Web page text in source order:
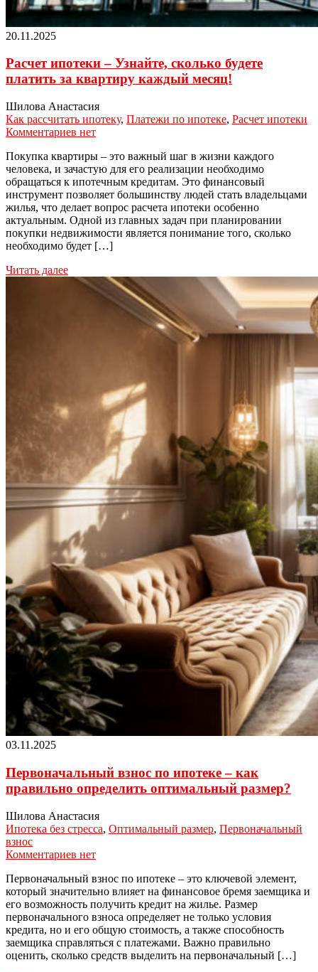
20.11.2025
Расчет ипотеки – Узнайте, сколько будете
платить за квартиру каждый месяц!
Шилова Анастасия
Как рассчитать ипотеку, Платежи по ипотеке, Расчет ипотеки
Комментариев нет
Покупка квартиры – это важный шаг в жизни каждого
человека, и зачастую для его реализации необходимо
обращаться к ипотечным кредитам. Это финансовый
инструмент позволяет большинству людей стать владельцами
жилья, что делает вопрос расчета ипотеки особенно
актуальным. Одной из главных задач при планировании
покупки недвижимости является понимание того, сколько
необходимо будет […]
Читать далее
03.11.2025
Первоначальный взнос по ипотеке – как
правильно определить оптимальный размер?
Шилова Анастасия
Ипотека без стресса, Оптимальный размер, Первоначальный
взнос
Комментариев нет
Первоначальный взнос по ипотеке – это ключевой элемент,
который значительно влияет на финансовое бремя заемщика и
его возможность получить кредит на жилье. Размер
первоначального взноса определяет не только условия
кредита, но и его общую стоимость, а также способность
заемщика справляться с платежами. Важно правильно
оценить, сколько средств выделить на первоначальный […]